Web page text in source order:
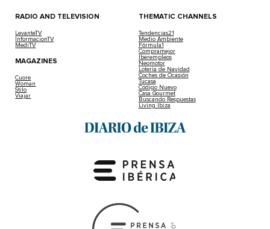
RADIO AND TELEVISION
LevanteTV
InformacionTV
MediTV
MAGAZINES
Cuore
Woman
Stilo
Viajar
THEMATIC CHANNELS
Tendencias21
Medio Ambiente
Fórmula1
Compramejor
Iberempleos
Neomotor
Lotería de Navidad
Coches de Ocasión
Tucasa
Código Nuevo
Casa Gourmet
Buscando Respuestas
Living Ibiza